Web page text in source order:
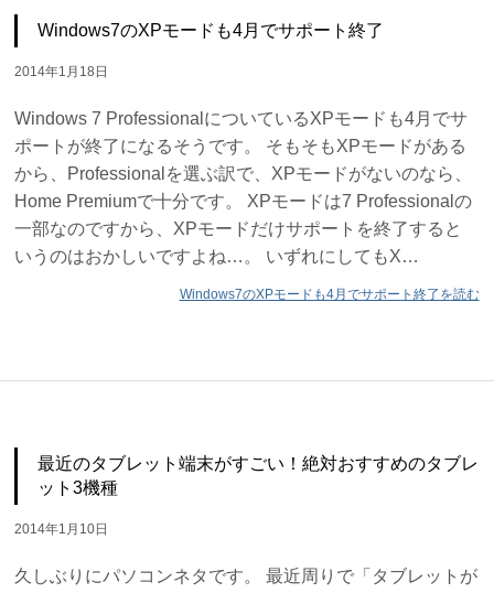
Windows7のXPモードも4月でサポート終了
2014年1月18日
Windows 7 ProfessionalについているXPモードも4月でサ
ポートが終了になるそうです。 そもそもXPモードがある
から、Professionalを選ぶ訳で、XPモードがないのなら、
Home Premiumで十分です。 XPモードは7 Professionalの
一部なのですから、XPモードだけサポートを終了すると
いうのはおかしいですよね…。 いずれにしてもX…
Windows7のXPモードも4月でサポート終了を読む
最近のタブレット端末がすごい！絶対おすすめのタブレ
ット3機種
2014年1月10日
久しぶりにパソコンネタです。 最近周りで「タブレットが